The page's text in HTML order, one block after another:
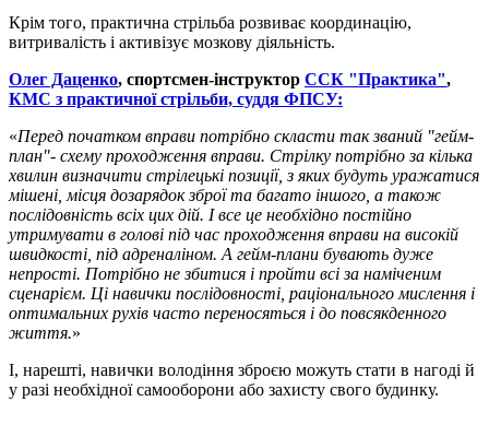
Крім того, практична стрільба розвиває координацію,
витривалість і активізує мозкову діяльність.
Олег Даценко, спортсмен-інструктор ССК "Практика",
КМС з практичної стрільби, суддя ФПСУ:
«Перед початком вправи потрібно скласти так званий "гейм-
план"- схему проходження вправи. Стрілку потрібно за кілька
хвилин визначити стрілецькі позиції, з яких будуть уражатися
мішені, місця дозарядок зброї та багато іншого, а також
послідовність всіх цих дій. І все це необхідно постійно
утримувати в голові під час проходження вправи на високій
швидкості, під адреналіном. А гейм-плани бувають дуже
непрості. Потрібно не збитися і пройти всі за наміченим
сценарієм. Ці навички послідовності, раціонального мислення і
оптимальних рухів часто переносяться і до повсякденного
життя.»
І, нарешті, навички володіння зброєю можуть стати в нагоді й
у разі необхідної самооборони або захисту свого будинку.